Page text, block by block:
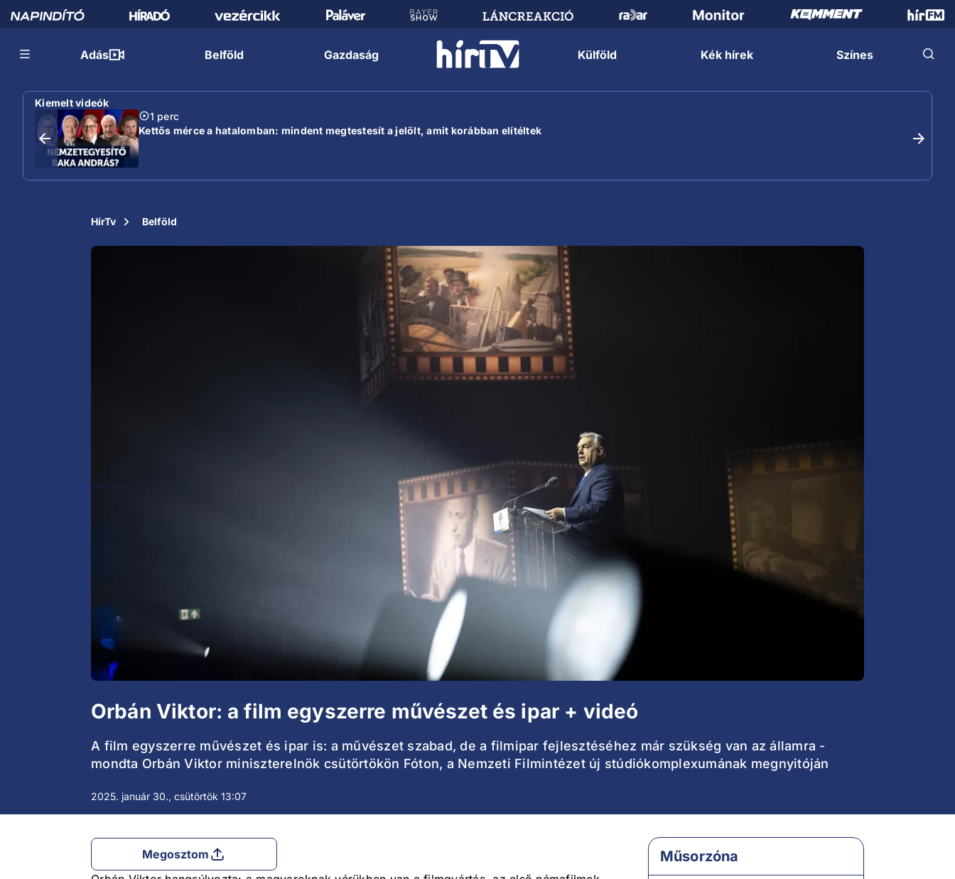
Adás Belföld Gazdaság Külföld Kék hírek Színes
Kiemelt videók
1 perc
Kettős mérce a hatalomban: mindent megtestesít a jelölt, amit korábban elítéltek
HírTv Belföld
Orbán Viktor: a film egyszerre művészet és ipar + videó
A film egyszerre művészet és ipar is: a művészet szabad, de a filmipar fejlesztéséhez már szükség van az államra -
mondta Orbán Viktor miniszterelnök csütörtökön Fóton, a Nemzeti Filmintézet új stúdiókomplexumának megnyitóján
2025. január 30., csütörtök 13:07
Megosztom
Műsorzóna